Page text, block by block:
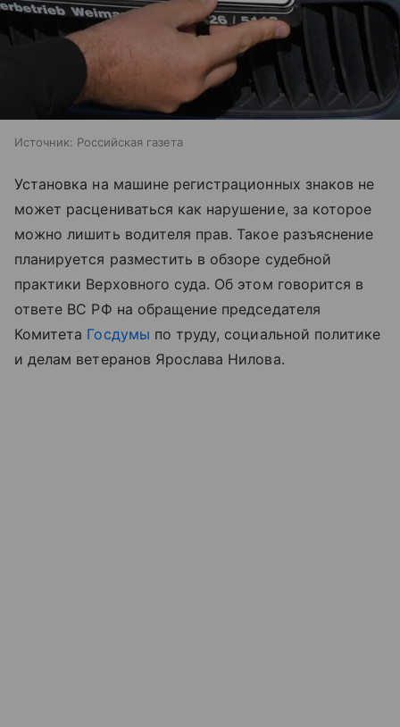
Источник: Российская газета
Установка на машине регистрационных знаков не
может расцениваться как нарушение, за которое
можно лишить водителя прав. Такое разъяснение
планируется разместить в обзоре судебной
практики Верховного суда. Об этом говорится в
ответе ВС РФ на обращение председателя
Комитета Госдумы по труду, социальной политике
и делам ветеранов Ярослава Нилова.